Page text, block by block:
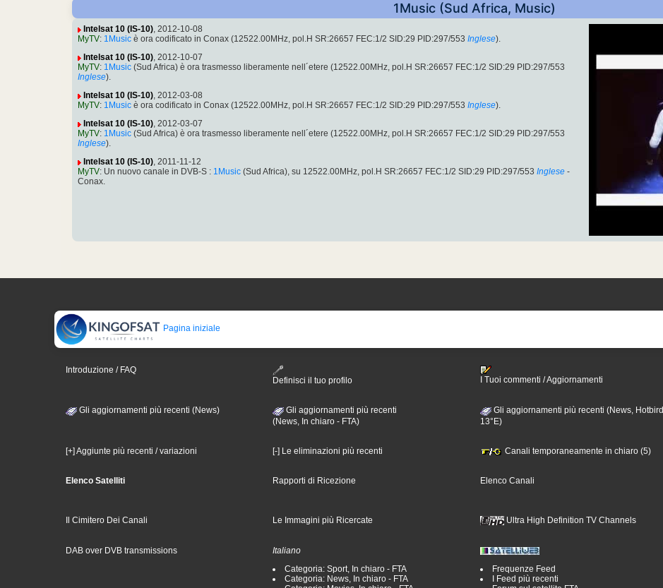
1Music (Sud Africa, Music)
Intelsat 10 (IS-10), 2012-10-08
MyTV: 1Music è ora codificato in Conax (12522.00MHz, pol.H SR:26657 FEC:1/2 SID:29 PID:297/553 Inglese).
Intelsat 10 (IS-10), 2012-10-07
MyTV: 1Music (Sud Africa) è ora trasmesso liberamente nell´etere (12522.00MHz, pol.H SR:26657 FEC:1/2 SID:29 PID:297/553
Inglese).
Intelsat 10 (IS-10), 2012-03-08
MyTV: 1Music è ora codificato in Conax (12522.00MHz, pol.H SR:26657 FEC:1/2 SID:29 PID:297/553 Inglese).
Intelsat 10 (IS-10), 2012-03-07
MyTV: 1Music (Sud Africa) è ora trasmesso liberamente nell´etere (12522.00MHz, pol.H SR:26657 FEC:1/2 SID:29 PID:297/553
Inglese).
Intelsat 10 (IS-10), 2011-11-12
MyTV: Un nuovo canale in DVB-S : 1Music (Sud Africa), su 12522.00MHz, pol.H SR:26657 FEC:1/2 SID:29 PID:297/553 Inglese -
Conax.
Pagina iniziale
Introduzione / FAQ
Definisci il tuo profilo
I Tuoi commenti / Aggiornamenti
Gli aggiornamenti più recenti (News)
Gli aggiornamenti più recenti
(News, In chiaro - FTA)
Gli aggiornamenti più recenti (News, Hotbird
13°E)
[+] Aggiunte più recenti / variazioni [-] Le eliminazioni più recenti Canali temporaneamente in chiaro (5)
Elenco Satelliti Rapporti di Ricezione Elenco Canali
Il Cimitero Dei Canali Le Immagini più Ricercate Ultra High Definition TV Channels
DAB over DVB transmissions
Italiano
Categoria: Sport, In chiaro - FTA
Categoria: News, In chiaro - FTA
Frequenze Feed
I Feed più recenti